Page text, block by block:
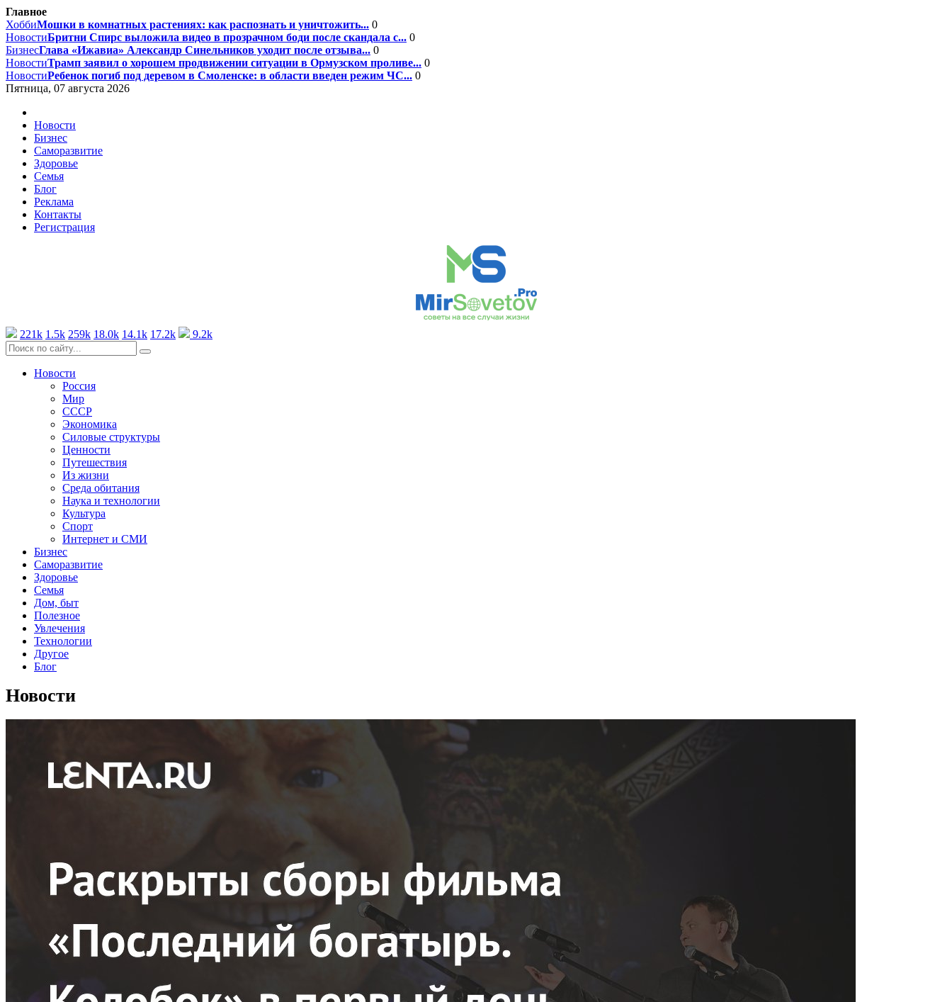
Главное
ХоббиМошки в комнатных растениях: как распознать и уничтожить... 0
НовостиБритни Спирс выложила видео в прозрачном боди после скандала с... 0
БизнесГлава «Ижавиа» Александр Синельников уходит после отзыва... 0
НовостиТрамп заявил о хорошем продвижении ситуации в Ормузском проливе... 0
НовостиРебенок погиб под деревом в Смоленске: в области введен режим ЧС... 0
Пятница, 07 августа 2026
Новости
Бизнес
Саморазвитие
Здоровье
Семья
Блог
Реклама
Контакты
Регистрация
221k 1.5k 259k 18.0k 14.1k 17.2k 9.2k
Новости
Россия
Мир
СССР
Экономика
Силовые структуры
Ценности
Путешествия
Из жизни
Среда обитания
Наука и технологии
Культура
Спорт
Интернет и СМИ
Бизнес
Саморазвитие
Здоровье
Семья
Дом, быт
Полезное
Увлечения
Технологии
Другое
Блог
Новости